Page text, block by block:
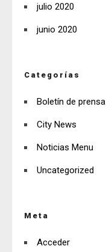
julio 2020
junio 2020
Categorías
Boletín de prensa
City News
Noticias Menu
Uncategorized
Meta
Acceder